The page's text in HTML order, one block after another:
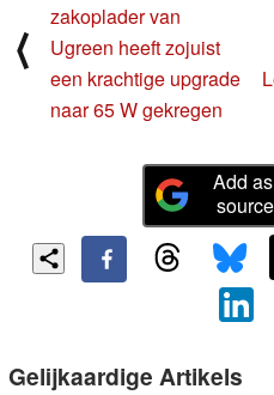
⟨
zakoplader van
Ugreen heeft zojuist
een krachtige upgrade
naar 65 W gekregen
Add
Gelijkaardige Artikels